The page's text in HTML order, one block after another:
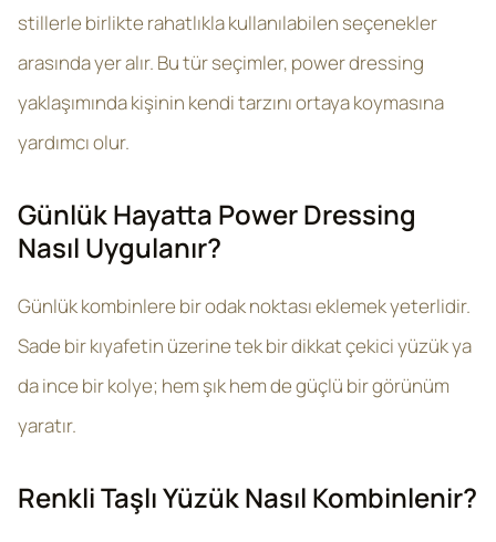
stillerle birlikte rahatlıkla kullanılabilen seçenekler
arasında yer alır. Bu tür seçimler, power dressing
yaklaşımında kişinin kendi tarzını ortaya koymasına
yardımcı olur.
Günlük Hayatta Power Dressing
Nasıl Uygulanır?
Günlük kombinlere bir odak noktası eklemek yeterlidir.
Sade bir kıyafetin üzerine tek bir dikkat çekici yüzük ya
da ince bir kolye; hem şık hem de güçlü bir görünüm
yaratır.
Renkli Taşlı Yüzük Nasıl Kombinlenir?